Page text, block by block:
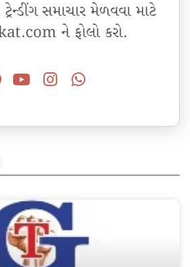
સમાચાર મેળવવા માટે
ને ફોલો કરો.